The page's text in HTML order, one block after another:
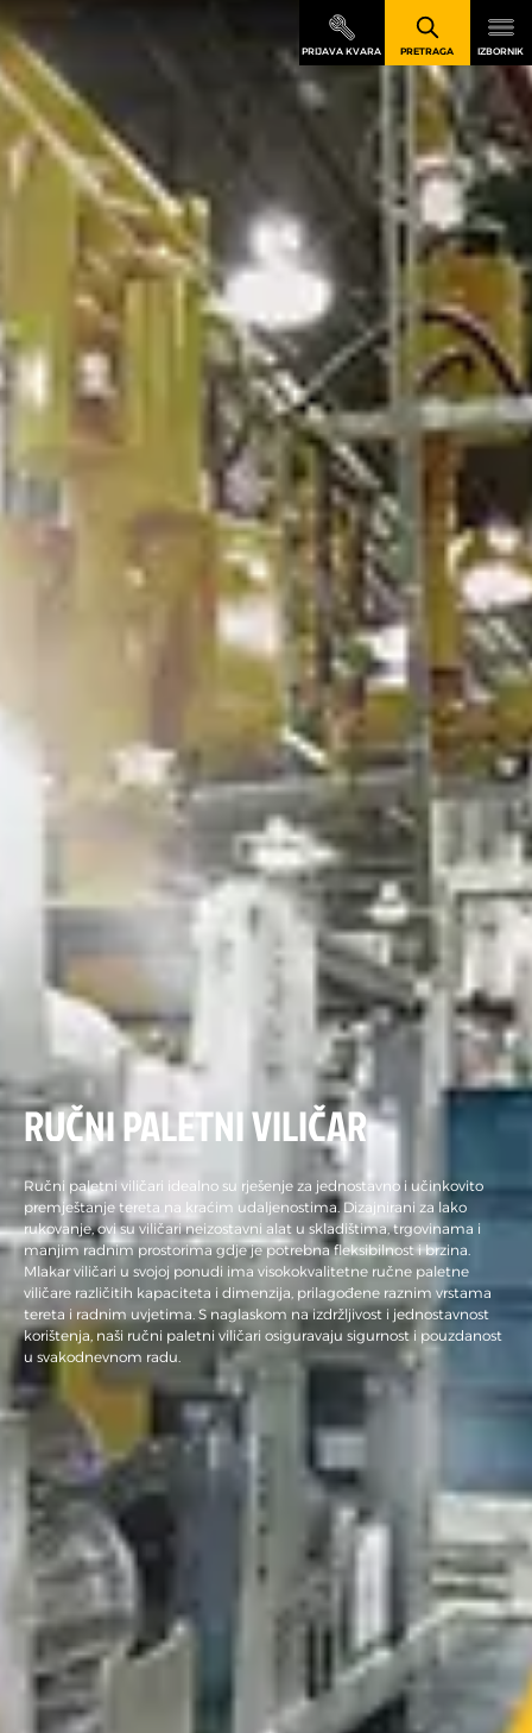
RUČNI PALETNI VILIČAR
Ručni paletni viličari idealno su rješenje za jednostavno i učinkovito
premještanje tereta na kraćim udaljenostima. Dizajnirani za lako
rukovanje, ovi su viličari neizostavni alat u skladištima, trgovinama i
manjim radnim prostorima gdje je potrebna fleksibilnost i brzina.
Mlakar viličari u svojoj ponudi ima visokokvalitetne ručne paletne
viličare različitih kapaciteta i dimenzija, prilagođene raznim vrstama
tereta i radnim uvjetima. S naglaskom na izdržljivost i jednostavnost
korištenja, naši ručni paletni viličari osiguravaju sigurnost i pouzdanost
u svakodnevnom radu.